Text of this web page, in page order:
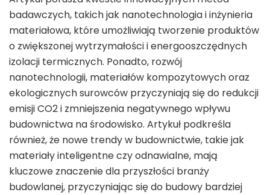
badawczych, takich jak nanotechnologia i inżynieria
materiałowa, które umożliwiają tworzenie produktów
o zwiększonej wytrzymałości i energooszczędnych
izolacji termicznych. Ponadto, rozwój
nanotechnologii, materiałów kompozytowych oraz
ekologicznych surowców przyczyniają się do redukcji
emisji CO2 i zmniejszenia negatywnego wpływu
budownictwa na środowisko. Artykuł podkreśla
również, że nowe trendy w budownictwie, takie jak
materiały inteligentne czy odnawialne, mają
kluczowe znaczenie dla przyszłości branży
budowlanej, przyczyniając się do budowy bardziej